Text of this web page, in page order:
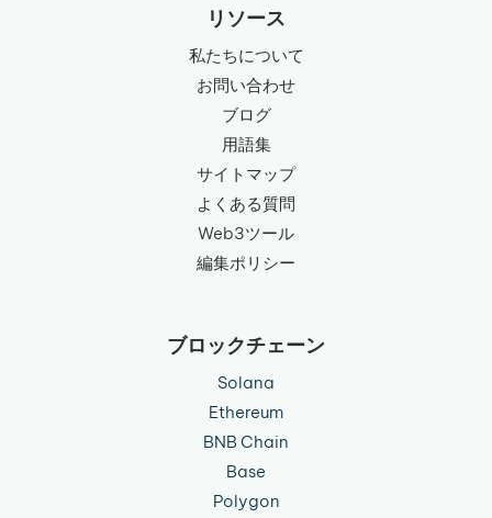
リソース
私たちについて
お問い合わせ
ブログ
用語集
サイトマップ
よくある質問
Web3ツール
編集ポリシー
ブロックチェーン
Solana
Ethereum
BNB Chain
Base
Polygon